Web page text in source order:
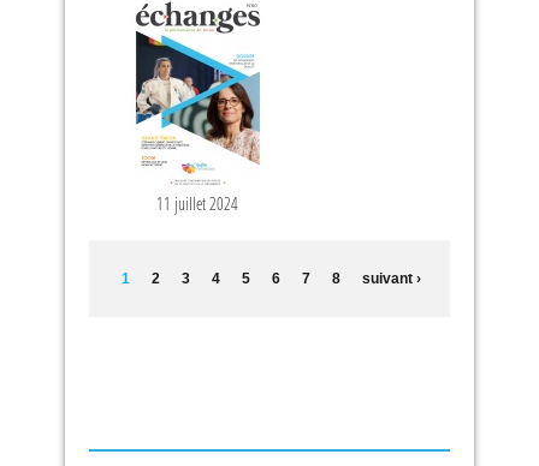
11 juillet 2024
1 2 3 4 5 6 7 8 suivant ›